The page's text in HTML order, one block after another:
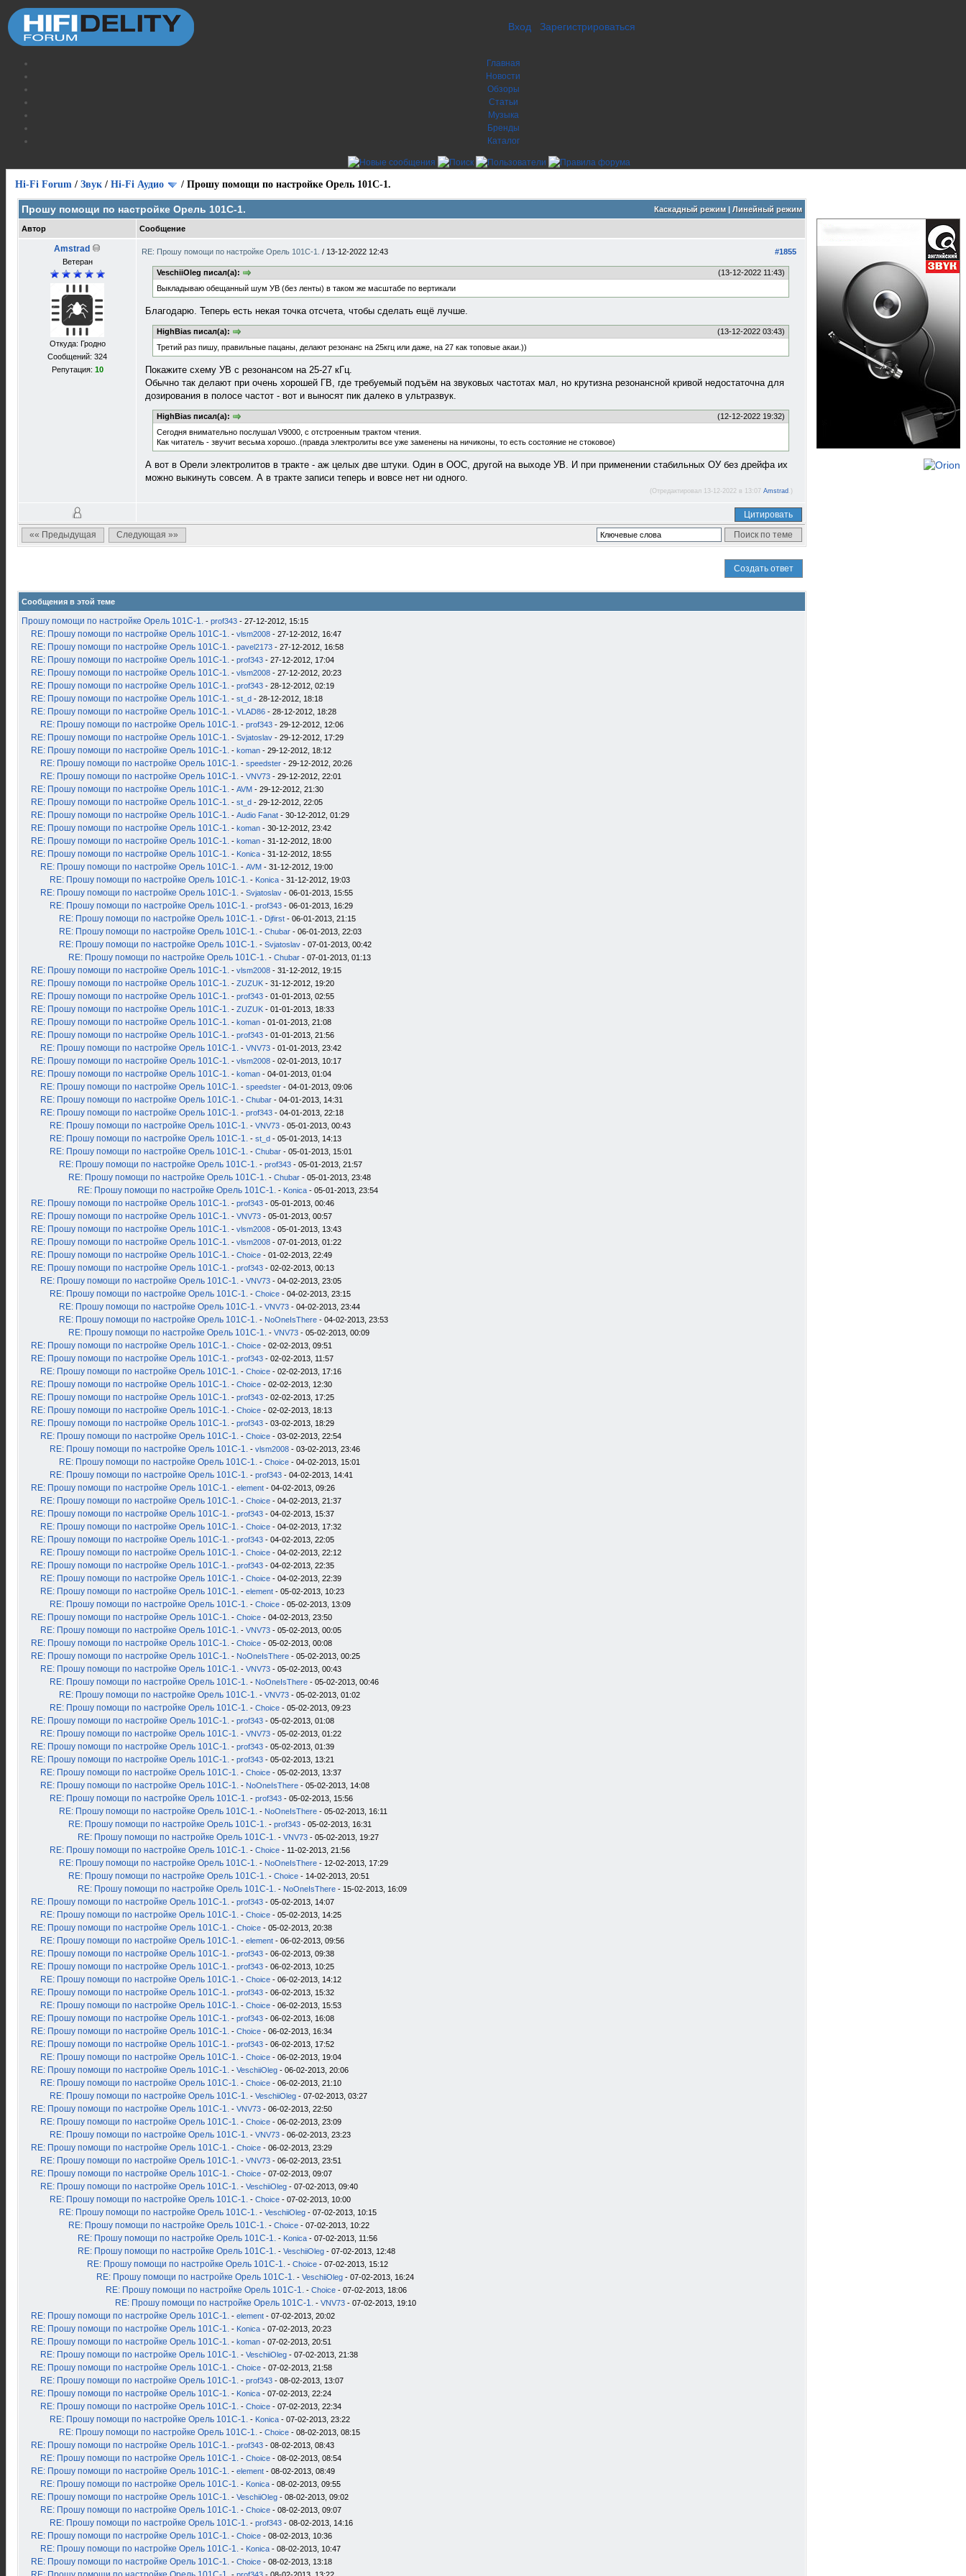
Вход Зарегистрироваться
Главная
Новости
Обзоры
Статьи
Музыка
Бренды
Каталог
Hi-Fi Forum / Звук / Hi-Fi Аудио / Прошу помощи по настройке Орель 101С-1.
Каскадный режим| Линейный режим
Прошу помощи по настройке Орель 101С-1.
Автор Сообщение
Amstrad
Ветеран
Откуда: Гродно
Сообщений: 324
Репутация: 10
#1855
RE: Прошу помощи по настройке Орель 101С-1. / 13-12-2022 12:43
(13-12-2022 11:43)
VeschiiOleg писал(а):
Выкладываю обещанный шум УВ (без ленты) в таком же масштабе по вертикали
Благодарю. Теперь есть некая точка отсчета, чтобы сделать ещё лучше.
(13-12-2022 03:43)
HighBias писал(а):
Третий раз пишу, правильные пацаны, делают резонанс на 25кгц или даже, на 27 как топовые акаи.))
Покажите схему УВ с резонансом на 25-27 кГц.
Обычно так делают при очень хорошей ГВ, где требуемый подъём на звуковых частотах мал, но крутизна резонансной кривой недостаточна для
дозирования в полосе частот - вот и выносят пик далеко в ультразвук.
(12-12-2022 19:32)
HighBias писал(а):
Сегодня внимательно послушал V9000, с отстроенным трактом чтения.
Как читатель - звучит весьма хорошо..(правда электролиты все уже заменены на ничиконы, то есть состояние не стоковое)
А вот в Орели электролитов в тракте - аж целых две штуки. Один в ООС, другой на выходе УВ. И при применении стабильных ОУ без дрейфа их
можно выкинуть совсем. А в тракте записи теперь и вовсе нет ни одного.
(Отредактировал 13-12-2022 в 13:07 Amstrad .)
Цитировать
«« Предыдущая
Следующая »»
Создать ответ
Сообщения в этой теме
Прошу помощи по настройке Орель 101С-1. - prof343 - 27-12-2012, 15:15
RE: Прошу помощи по настройке Орель 101С-1. - vlsm2008 - 27-12-2012, 16:47
RE: Прошу помощи по настройке Орель 101С-1. - pavel2173 - 27-12-2012, 16:58
RE: Прошу помощи по настройке Орель 101С-1. - prof343 - 27-12-2012, 17:04
RE: Прошу помощи по настройке Орель 101С-1. - vlsm2008 - 27-12-2012, 20:23
RE: Прошу помощи по настройке Орель 101С-1. - prof343 - 28-12-2012, 02:19
RE: Прошу помощи по настройке Орель 101С-1. - st_d - 28-12-2012, 18:18
RE: Прошу помощи по настройке Орель 101С-1. - VLAD86 - 28-12-2012, 18:28
RE: Прошу помощи по настройке Орель 101С-1. - prof343 - 29-12-2012, 12:06
RE: Прошу помощи по настройке Орель 101С-1. - Svjatoslav - 29-12-2012, 17:29
RE: Прошу помощи по настройке Орель 101С-1. - koman - 29-12-2012, 18:12
RE: Прошу помощи по настройке Орель 101С-1. - speedster - 29-12-2012, 20:26
RE: Прошу помощи по настройке Орель 101С-1. - VNV73 - 29-12-2012, 22:01
RE: Прошу помощи по настройке Орель 101С-1. - AVM - 29-12-2012, 21:30
RE: Прошу помощи по настройке Орель 101С-1. - st_d - 29-12-2012, 22:05
RE: Прошу помощи по настройке Орель 101С-1. - Audio Fanat - 30-12-2012, 01:29
RE: Прошу помощи по настройке Орель 101С-1. - koman - 30-12-2012, 23:42
RE: Прошу помощи по настройке Орель 101С-1. - koman - 31-12-2012, 18:00
RE: Прошу помощи по настройке Орель 101С-1. - Konica - 31-12-2012, 18:55
RE: Прошу помощи по настройке Орель 101С-1. - AVM - 31-12-2012, 19:00
RE: Прошу помощи по настройке Орель 101С-1. - Konica - 31-12-2012, 19:03
RE: Прошу помощи по настройке Орель 101С-1. - Svjatoslav - 06-01-2013, 15:55
RE: Прошу помощи по настройке Орель 101С-1. - prof343 - 06-01-2013, 16:29
RE: Прошу помощи по настройке Орель 101С-1. - Djfirst - 06-01-2013, 21:15
RE: Прошу помощи по настройке Орель 101С-1. - Chubar - 06-01-2013, 22:03
RE: Прошу помощи по настройке Орель 101С-1. - Svjatoslav - 07-01-2013, 00:42
RE: Прошу помощи по настройке Орель 101С-1. - Chubar - 07-01-2013, 01:13
RE: Прошу помощи по настройке Орель 101С-1. - vlsm2008 - 31-12-2012, 19:15
RE: Прошу помощи по настройке Орель 101С-1. - ZUZUK - 31-12-2012, 19:20
RE: Прошу помощи по настройке Орель 101С-1. - prof343 - 01-01-2013, 02:55
RE: Прошу помощи по настройке Орель 101С-1. - ZUZUK - 01-01-2013, 18:33
RE: Прошу помощи по настройке Орель 101С-1. - koman - 01-01-2013, 21:08
RE: Прошу помощи по настройке Орель 101С-1. - prof343 - 01-01-2013, 21:56
RE: Прошу помощи по настройке Орель 101С-1. - VNV73 - 01-01-2013, 23:42
RE: Прошу помощи по настройке Орель 101С-1. - vlsm2008 - 02-01-2013, 10:17
RE: Прошу помощи по настройке Орель 101С-1. - koman - 04-01-2013, 01:04
RE: Прошу помощи по настройке Орель 101С-1. - speedster - 04-01-2013, 09:06
RE: Прошу помощи по настройке Орель 101С-1. - Chubar - 04-01-2013, 14:31
RE: Прошу помощи по настройке Орель 101С-1. - prof343 - 04-01-2013, 22:18
RE: Прошу помощи по настройке Орель 101С-1. - VNV73 - 05-01-2013, 00:43
RE: Прошу помощи по настройке Орель 101С-1. - st_d - 05-01-2013, 14:13
RE: Прошу помощи по настройке Орель 101С-1. - Chubar - 05-01-2013, 15:01
RE: Прошу помощи по настройке Орель 101С-1. - prof343 - 05-01-2013, 21:57
RE: Прошу помощи по настройке Орель 101С-1. - Chubar - 05-01-2013, 23:48
RE: Прошу помощи по настройке Орель 101С-1. - Konica - 05-01-2013, 23:54
RE: Прошу помощи по настройке Орель 101С-1. - prof343 - 05-01-2013, 00:46
RE: Прошу помощи по настройке Орель 101С-1. - VNV73 - 05-01-2013, 00:57
RE: Прошу помощи по настройке Орель 101С-1. - vlsm2008 - 05-01-2013, 13:43
RE: Прошу помощи по настройке Орель 101С-1. - vlsm2008 - 07-01-2013, 01:22
RE: Прошу помощи по настройке Орель 101С-1. - Choice - 01-02-2013, 22:49
RE: Прошу помощи по настройке Орель 101С-1. - prof343 - 02-02-2013, 00:13
RE: Прошу помощи по настройке Орель 101С-1. - VNV73 - 04-02-2013, 23:05
RE: Прошу помощи по настройке Орель 101С-1. - Choice - 04-02-2013, 23:15
RE: Прошу помощи по настройке Орель 101С-1. - VNV73 - 04-02-2013, 23:44
RE: Прошу помощи по настройке Орель 101С-1. - NoOneIsThere - 04-02-2013, 23:53
RE: Прошу помощи по настройке Орель 101С-1. - VNV73 - 05-02-2013, 00:09
RE: Прошу помощи по настройке Орель 101С-1. - Choice - 02-02-2013, 09:51
RE: Прошу помощи по настройке Орель 101С-1. - prof343 - 02-02-2013, 11:57
RE: Прошу помощи по настройке Орель 101С-1. - Choice - 02-02-2013, 17:16
RE: Прошу помощи по настройке Орель 101С-1. - Choice - 02-02-2013, 12:30
RE: Прошу помощи по настройке Орель 101С-1. - prof343 - 02-02-2013, 17:25
RE: Прошу помощи по настройке Орель 101С-1. - Choice - 02-02-2013, 18:13
RE: Прошу помощи по настройке Орель 101С-1. - prof343 - 03-02-2013, 18:29
RE: Прошу помощи по настройке Орель 101С-1. - Choice - 03-02-2013, 22:54
RE: Прошу помощи по настройке Орель 101С-1. - vlsm2008 - 03-02-2013, 23:46
RE: Прошу помощи по настройке Орель 101С-1. - Choice - 04-02-2013, 15:01
RE: Прошу помощи по настройке Орель 101С-1. - prof343 - 04-02-2013, 14:41
RE: Прошу помощи по настройке Орель 101С-1. - element - 04-02-2013, 09:26
RE: Прошу помощи по настройке Орель 101С-1. - Choice - 04-02-2013, 21:37
RE: Прошу помощи по настройке Орель 101С-1. - prof343 - 04-02-2013, 15:37
RE: Прошу помощи по настройке Орель 101С-1. - Choice - 04-02-2013, 17:32
RE: Прошу помощи по настройке Орель 101С-1. - prof343 - 04-02-2013, 22:05
RE: Прошу помощи по настройке Орель 101С-1. - Choice - 04-02-2013, 22:12
RE: Прошу помощи по настройке Орель 101С-1. - prof343 - 04-02-2013, 22:35
RE: Прошу помощи по настройке Орель 101С-1. - Choice - 04-02-2013, 22:39
RE: Прошу помощи по настройке Орель 101С-1. - element - 05-02-2013, 10:23
RE: Прошу помощи по настройке Орель 101С-1. - Choice - 05-02-2013, 13:09
RE: Прошу помощи по настройке Орель 101С-1. - Choice - 04-02-2013, 23:50
RE: Прошу помощи по настройке Орель 101С-1. - VNV73 - 05-02-2013, 00:05
RE: Прошу помощи по настройке Орель 101С-1. - Choice - 05-02-2013, 00:08
RE: Прошу помощи по настройке Орель 101С-1. - NoOneIsThere - 05-02-2013, 00:25
RE: Прошу помощи по настройке Орель 101С-1. - VNV73 - 05-02-2013, 00:43
RE: Прошу помощи по настройке Орель 101С-1. - NoOneIsThere - 05-02-2013, 00:46
RE: Прошу помощи по настройке Орель 101С-1. - VNV73 - 05-02-2013, 01:02
RE: Прошу помощи по настройке Орель 101С-1. - Choice - 05-02-2013, 09:23
RE: Прошу помощи по настройке Орель 101С-1. - prof343 - 05-02-2013, 01:08
RE: Прошу помощи по настройке Орель 101С-1. - VNV73 - 05-02-2013, 01:22
RE: Прошу помощи по настройке Орель 101С-1. - prof343 - 05-02-2013, 01:39
RE: Прошу помощи по настройке Орель 101С-1. - prof343 - 05-02-2013, 13:21
RE: Прошу помощи по настройке Орель 101С-1. - Choice - 05-02-2013, 13:37
RE: Прошу помощи по настройке Орель 101С-1. - NoOneIsThere - 05-02-2013, 14:08
RE: Прошу помощи по настройке Орель 101С-1. - prof343 - 05-02-2013, 15:56
RE: Прошу помощи по настройке Орель 101С-1. - NoOneIsThere - 05-02-2013, 16:11
RE: Прошу помощи по настройке Орель 101С-1. - prof343 - 05-02-2013, 16:31
RE: Прошу помощи по настройке Орель 101С-1. - VNV73 - 05-02-2013, 19:27
RE: Прошу помощи по настройке Орель 101С-1. - Choice - 11-02-2013, 21:56
RE: Прошу помощи по настройке Орель 101С-1. - NoOneIsThere - 12-02-2013, 17:29
RE: Прошу помощи по настройке Орель 101С-1. - Choice - 14-02-2013, 20:51
RE: Прошу помощи по настройке Орель 101С-1. - NoOneIsThere - 15-02-2013, 16:09
RE: Прошу помощи по настройке Орель 101С-1. - prof343 - 05-02-2013, 14:07
RE: Прошу помощи по настройке Орель 101С-1. - Choice - 05-02-2013, 14:25
RE: Прошу помощи по настройке Орель 101С-1. - Choice - 05-02-2013, 20:38
RE: Прошу помощи по настройке Орель 101С-1. - element - 06-02-2013, 09:56
RE: Прошу помощи по настройке Орель 101С-1. - prof343 - 06-02-2013, 09:38
RE: Прошу помощи по настройке Орель 101С-1. - prof343 - 06-02-2013, 10:25
RE: Прошу помощи по настройке Орель 101С-1. - Choice - 06-02-2013, 14:12
RE: Прошу помощи по настройке Орель 101С-1. - prof343 - 06-02-2013, 15:32
RE: Прошу помощи по настройке Орель 101С-1. - Choice - 06-02-2013, 15:53
RE: Прошу помощи по настройке Орель 101С-1. - prof343 - 06-02-2013, 16:08
RE: Прошу помощи по настройке Орель 101С-1. - Choice - 06-02-2013, 16:34
RE: Прошу помощи по настройке Орель 101С-1. - prof343 - 06-02-2013, 17:52
RE: Прошу помощи по настройке Орель 101С-1. - Choice - 06-02-2013, 19:04
RE: Прошу помощи по настройке Орель 101С-1. - VeschiiOleg - 06-02-2013, 20:06
RE: Прошу помощи по настройке Орель 101С-1. - Choice - 06-02-2013, 21:10
RE: Прошу помощи по настройке Орель 101С-1. - VeschiiOleg - 07-02-2013, 03:27
RE: Прошу помощи по настройке Орель 101С-1. - VNV73 - 06-02-2013, 22:50
RE: Прошу помощи по настройке Орель 101С-1. - Choice - 06-02-2013, 23:09
RE: Прошу помощи по настройке Орель 101С-1. - VNV73 - 06-02-2013, 23:23
RE: Прошу помощи по настройке Орель 101С-1. - Choice - 06-02-2013, 23:29
RE: Прошу помощи по настройке Орель 101С-1. - VNV73 - 06-02-2013, 23:51
RE: Прошу помощи по настройке Орель 101С-1. - Choice - 07-02-2013, 09:07
RE: Прошу помощи по настройке Орель 101С-1. - VeschiiOleg - 07-02-2013, 09:40
RE: Прошу помощи по настройке Орель 101С-1. - Choice - 07-02-2013, 10:00
RE: Прошу помощи по настройке Орель 101С-1. - VeschiiOleg - 07-02-2013, 10:15
RE: Прошу помощи по настройке Орель 101С-1. - Choice - 07-02-2013, 10:22
RE: Прошу помощи по настройке Орель 101С-1. - Konica - 07-02-2013, 11:56
RE: Прошу помощи по настройке Орель 101С-1. - VeschiiOleg - 07-02-2013, 12:48
RE: Прошу помощи по настройке Орель 101С-1. - Choice - 07-02-2013, 15:12
RE: Прошу помощи по настройке Орель 101С-1. - VeschiiOleg - 07-02-2013, 16:24
RE: Прошу помощи по настройке Орель 101С-1. - Choice - 07-02-2013, 18:06
RE: Прошу помощи по настройке Орель 101С-1. - VNV73 - 07-02-2013, 19:10
RE: Прошу помощи по настройке Орель 101С-1. - element - 07-02-2013, 20:02
RE: Прошу помощи по настройке Орель 101С-1. - Konica - 07-02-2013, 20:23
RE: Прошу помощи по настройке Орель 101С-1. - koman - 07-02-2013, 20:51
RE: Прошу помощи по настройке Орель 101С-1. - VeschiiOleg - 07-02-2013, 21:38
RE: Прошу помощи по настройке Орель 101С-1. - Choice - 07-02-2013, 21:58
RE: Прошу помощи по настройке Орель 101С-1. - prof343 - 08-02-2013, 13:07
RE: Прошу помощи по настройке Орель 101С-1. - Konica - 07-02-2013, 22:24
RE: Прошу помощи по настройке Орель 101С-1. - Choice - 07-02-2013, 22:34
RE: Прошу помощи по настройке Орель 101С-1. - Konica - 07-02-2013, 23:22
RE: Прошу помощи по настройке Орель 101С-1. - Choice - 08-02-2013, 08:15
RE: Прошу помощи по настройке Орель 101С-1. - prof343 - 08-02-2013, 08:43
RE: Прошу помощи по настройке Орель 101С-1. - Choice - 08-02-2013, 08:54
RE: Прошу помощи по настройке Орель 101С-1. - element - 08-02-2013, 08:49
RE: Прошу помощи по настройке Орель 101С-1. - Konica - 08-02-2013, 09:55
RE: Прошу помощи по настройке Орель 101С-1. - VeschiiOleg - 08-02-2013, 09:02
RE: Прошу помощи по настройке Орель 101С-1. - Choice - 08-02-2013, 09:07
RE: Прошу помощи по настройке Орель 101С-1. - prof343 - 08-02-2013, 14:16
RE: Прошу помощи по настройке Орель 101С-1. - Choice - 08-02-2013, 10:36
RE: Прошу помощи по настройке Орель 101С-1. - Konica - 08-02-2013, 10:47
RE: Прошу помощи по настройке Орель 101С-1. - Choice - 08-02-2013, 13:18